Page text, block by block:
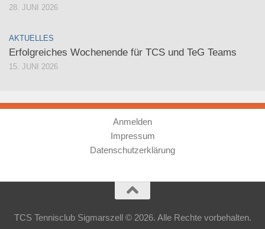
28. JUNI 2026
AKTUELLES
Erfolgreiches Wochenende für TCS und TeG Teams
15. JUNI 2026
Anmelden
Impressum
Datenschutzerklärung
TCS Tennisclub Sigmarszell © 2026. Alle Rechte vorbehalten.